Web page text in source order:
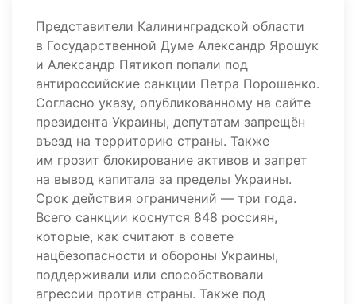
Представители Калининградской области
в Государственной Думе Александр Ярошук
и Александр Пятикоп попали под
антироссийские санкции Петра Порошенко.
Согласно указу, опубликованному на сайте
президента Украины, депутатам запрещён
въезд на территорию страны. Также
им грозит блокирование активов и запрет
на вывод капитала за пределы Украины.
Срок действия ограничений — три года.
Всего санкции коснутся 848 россиян,
которые, как считают в совете
нацбезопасности и обороны Украины,
поддерживали или способствовали
агрессии против страны. Также под